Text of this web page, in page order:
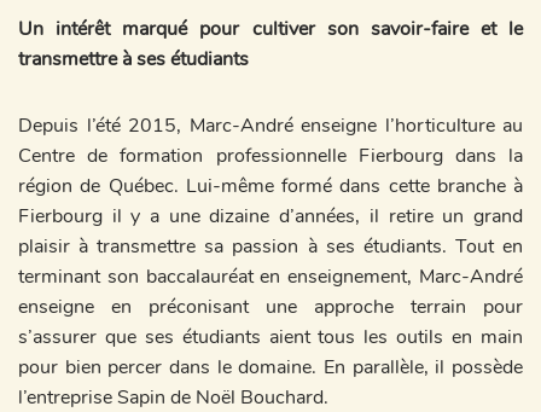
Un intérêt marqué pour cultiver son savoir-faire et le
transmettre à ses étudiants
Depuis l’été 2015, Marc-André enseigne l’horticulture au
Centre de formation professionnelle Fierbourg dans la
région de Québec. Lui-même formé dans cette branche à
Fierbourg il y a une dizaine d’années, il retire un grand
plaisir à transmettre sa passion à ses étudiants. Tout en
terminant son baccalauréat en enseignement, Marc-André
enseigne en préconisant une approche terrain pour
s’assurer que ses étudiants aient tous les outils en main
pour bien percer dans le domaine. En parallèle, il possède
l’entreprise Sapin de Noël Bouchard.